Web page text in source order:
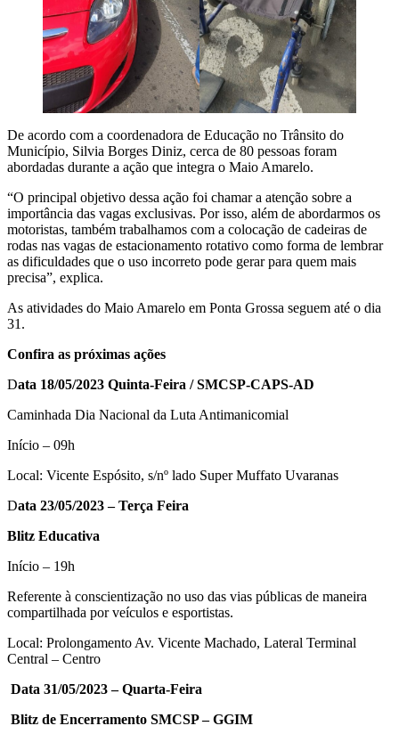
De acordo com a coordenadora de Educação no Trânsito do
Município, Silvia Borges Diniz, cerca de 80 pessoas foram
abordadas durante a ação que integra o Maio Amarelo.
“O principal objetivo dessa ação foi chamar a atenção sobre a
importância das vagas exclusivas. Por isso, além de abordarmos os
motoristas, também trabalhamos com a colocação de cadeiras de
rodas nas vagas de estacionamento rotativo como forma de lembrar
as dificuldades que o uso incorreto pode gerar para quem mais
precisa”, explica.
As atividades do Maio Amarelo em Ponta Grossa seguem até o dia
31.
Confira as próximas ações
Data 18/05/2023 Quinta-Feira / SMCSP-CAPS-AD
Caminhada Dia Nacional da Luta Antimanicomial
Início – 09h
Local: Vicente Espósito, s/nº lado Super Muffato Uvaranas
Data 23/05/2023 – Terça Feira
Blitz Educativa
Início – 19h
Referente à conscientização no uso das vias públicas de maneira
compartilhada por veículos e esportistas.
Local: Prolongamento Av. Vicente Machado, Lateral Terminal
Central – Centro
Data 31/05/2023 – Quarta-Feira
Blitz de Encerramento SMCSP – GGIM